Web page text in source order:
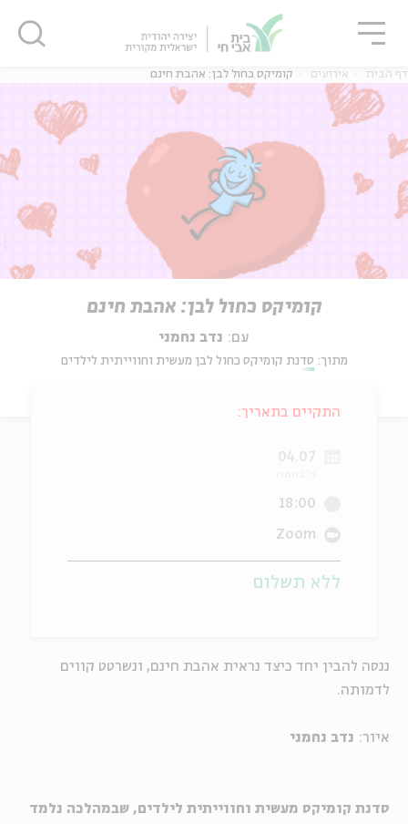
דף הבית אירועים קומיקס כחול לבן: אהבת חינם
קומיקס כחול לבן: אהבת חינם
עם: נדב נחמני
מתוך: סדנת קומיקס כחול לבן מעשית וחווייתית לילדים
ננסה להבין יחד כיצד נראית אהבת חינם, ונשרטט קווים
לדמותה.
איור: נדב נחמני
סדנת קומיקס מעשית וחווייתית לילדים, שבמהלכה נלמד
התקיים בתאריך:
04.07
18:00
Zoom
ללא תשלום
סגור